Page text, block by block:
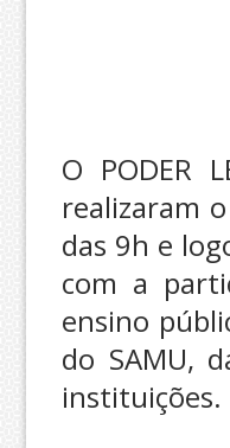
O PODER
realizaram
das 9h e
com a
ensino
do SAMU,
instituições.